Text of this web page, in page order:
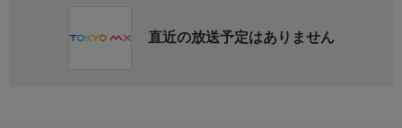
直近の放送予定はありません